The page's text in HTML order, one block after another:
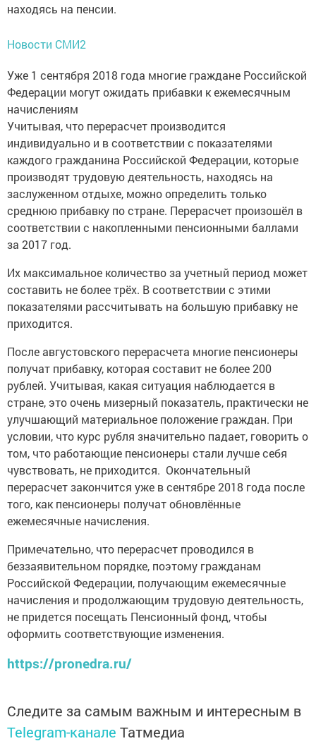
находясь на пенсии.
Новости СМИ2
Уже 1 сентября 2018 года многие граждане Российской
Федерации могут ожидать прибавки к ежемесячным
начислениям
Учитывая, что перерасчет производится
индивидуально и в соответствии с показателями
каждого гражданина Российской Федерации, которые
производят трудовую деятельность, находясь на
заслуженном отдыхе, можно определить только
среднюю прибавку по стране. Перерасчет произошёл в
соответствии с накопленными пенсионными баллами
за 2017 год.
Их максимальное количество за учетный период может
составить не более трёх. В соответствии с этими
показателями рассчитывать на большую прибавку не
приходится.
После августовского перерасчета многие пенсионеры
получат прибавку, которая составит не более 200
рублей. Учитывая, какая ситуация наблюдается в
стране, это очень мизерный показатель, практически не
улучшающий материальное положение граждан. При
условии, что курс рубля значительно падает, говорить о
том, что работающие пенсионеры стали лучше себя
чувствовать, не приходится. Окончательный
перерасчет закончится уже в сентябре 2018 года после
того, как пенсионеры получат обновлённые
ежемесячные начисления.
Примечательно, что перерасчет проводился в
беззаявительном порядке, поэтому гражданам
Российской Федерации, получающим ежемесячные
начисления и продолжающим трудовую деятельность,
не придется посещать Пенсионный фонд, чтобы
оформить соответствующие изменения.
https://pronedra.ru/
Следите за самым важным и интересным в
Telegram-канале Татмедиа